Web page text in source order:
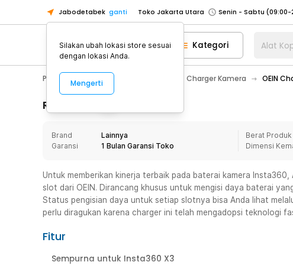
Jabodetabek ganti Toko Jakarta Utara
Toko Tangerang
Toko Cikupa
Pick n Go Jakarta Barat
Senin - Jumat
Pick n Go Bekasi
Senin - Jumat (08:00 -
Senin - Jumat (08:00 -
Senin - Sabtu
Senin - Sabtu
Toko Tangerang
Toko Cikupa
Pick n Go Jakarta Barat
Senin - Jumat
Senin - Jumat (08:00 -
Kategori Alat
Photography Aksesoris Kamera Charger Kamera OEIN
Rincian Produk
Brand
Lainnya
Garansi
1 Bulan Garansi Toko
Berat Produk
Dimensi
Untuk memberikan kinerja terbaik pada baterai kamera Insta360,
slot dari OEIN. Dirancang khusus untuk mengisi daya baterai
Status pengisian daya untuk setiap slotnya bisa Anda lihat
perlu diragukan karena charger ini telah mengadopsi teknologi
Fitur
Sempurna untuk Insta360 X3
Silakan ubah lokasi store sesuai
dengan lokasi Anda.
Mengerti